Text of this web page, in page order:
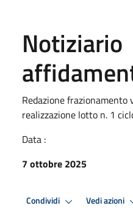
Notiziario
Redazione
realizzazione lotto n. 1
Data :
7 ottobre 2025
Condividi Vedi azioni